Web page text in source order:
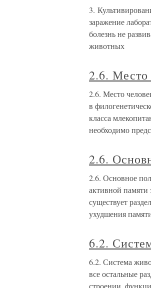
3.
заражение
болезнь не
животных
2.6. Место
2.6. Место
в
класса
необходимо
2.6.
2.6. Основное
активной памяти
существует
ухудшения
6.2.
6.2. Система
все остальные